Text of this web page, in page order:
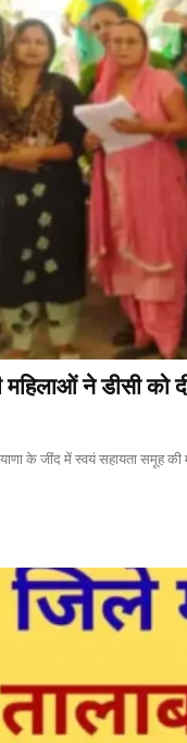
ने डीसी को
के जींद में स्वयं सहायता समूह